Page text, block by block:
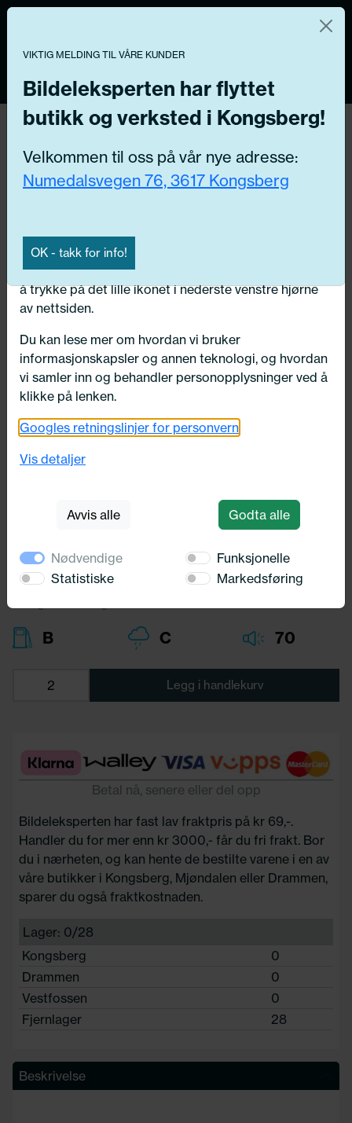
Tilbake
165/70X14 Kumho EcoWing ES31
85T
Profil:
70,00
Diameter:
Lasteindex:
B C 70
Legg i handlekurv
Betal nå, senere eller del opp
Bildeleksperten har fast lav fraktpris på kr 69,-.
Handler du for mer enn kr 3000,- får du fri frakt. Bor
du i nærheten, og kan hente de bestilte varene i en av
våre butikker i Kongsberg, Mjøndalen eller Drammen,
sparer du også fraktkostnaden.
Lager: 0/28
Kongsberg
0
Drammen
0
Vestfossen
0
Fjernlager
28
Beskrivelse
Vi og våre forretningspartnere bruker teknologier,
inkludert informasjonskapsler/«cookies» til å samle
informasjon om deg for forskjellige formål, inkludert:
Funksjonelle, Statistiske, Markedsføring
Ved å trykke «Godta» gir du din tillatelse til alle disse
formålene. Du kan også velge formålet du vil
innstillingene».
Du kan trekke tilbake samtykket ditt til enhver tid ved
å trykke på det lille ikonet i nederste venstre hjørne
av nettsiden.
Du kan lese mer om hvordan vi bruker
informasjonskapsler og annen teknologi, og hvordan
vi samler inn og behandler personopplysninger ved å
klikke på lenken.
Googles retningslinjer for personvern
Vis detaljer
Avvis alle Godta alle
Nødvendige
Funksjonelle
Statistiske
Markedsføring
VIKTIG MELDING TIL VÅRE KUNDER
Bildeleksperten har flyttet
butikk og verksted i Kongsberg!
Velkommen til oss på vår nye adresse:
Numedalsvegen 76, 3617 Kongsberg
OK - takk for info!